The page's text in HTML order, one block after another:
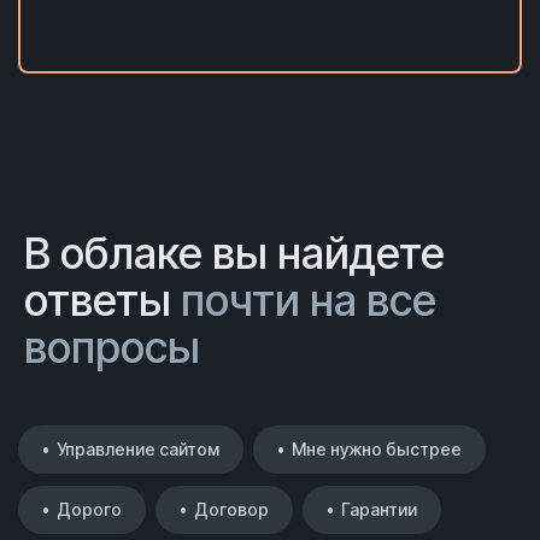
В облаке вы найдете
ответы почти на все
вопросы
• Управление сайтом • Мне нужно быстрее
• Дорого • Договор • Гарантии